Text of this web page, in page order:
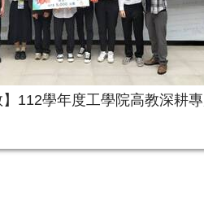
】112學年度工學院高教深耕